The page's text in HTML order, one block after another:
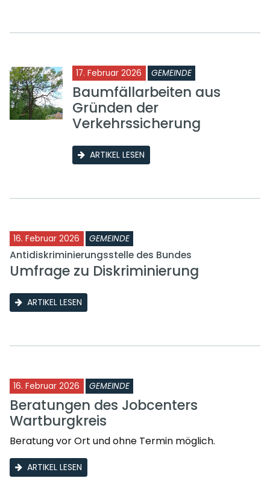
17. Februar 2026 GEMEINDE
Baumfällarbeiten aus
Gründen der
Verkehrssicherung
ARTIKEL LESEN
16. Februar 2026 GEMEINDE
Antidiskriminierungsstelle des Bundes
Umfrage zu Diskriminierung
ARTIKEL LESEN
16. Februar 2026 GEMEINDE
Beratungen des Jobcenters
Wartburgkreis
Beratung vor Ort und ohne Termin möglich.
ARTIKEL LESEN